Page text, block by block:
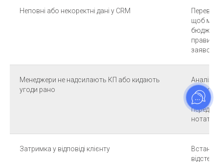
Неповні або некоректні дані у CRM
щоб
заявок
Менеджери не надсилають КП або кидають
угоди рано
перед
Затримка у відповіді клієнту